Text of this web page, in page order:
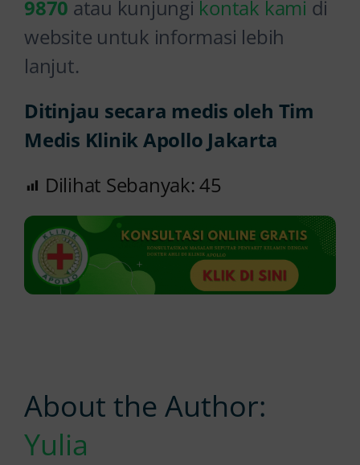
9870 atau kunjungi kontak kami di
website untuk informasi lebih
lanjut.
Ditinjau secara medis oleh Tim
Medis Klinik Apollo Jakarta
Dilihat Sebanyak:45
About the Author:
Yulia